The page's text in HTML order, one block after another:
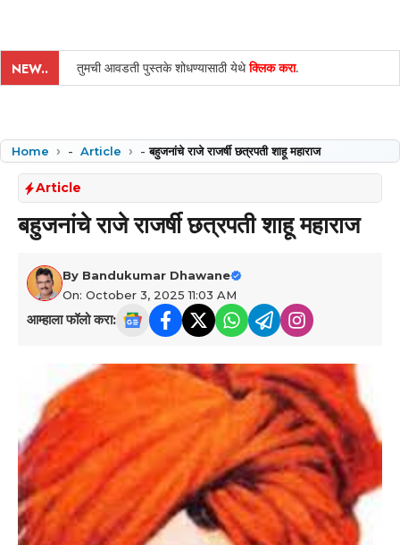
NEW.. तुमची आवडती पुस्तके शोधण्यासाठी येथेक्लिक करा.
Home - Article -बहुजनांचे राजे राजर्षी छत्रपती शाहू महाराज
Article
बहुजनांचे राजे राजर्षी छत्रपती शाहू महाराज
By Bandukumar Dhawane
On: October 3, 2025 11:03 AM
आम्हाला फॉलो करा: